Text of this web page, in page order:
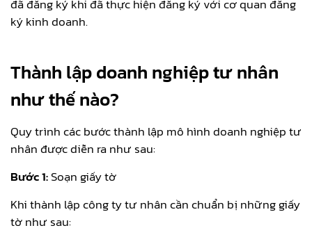
đã đăng ký khi đã thực hiện đăng ký với cơ quan đăng
ký kinh doanh.
Thành lập doanh nghiệp tư nhân
như thế nào?
Quy trình các bước thành lập mô hình doanh nghiệp tư
nhân được diễn ra như sau:
Bước 1:Soạn giấy tờ
Khi thành lập công ty tư nhân cần chuẩn bị những giấy
tờ như sau: